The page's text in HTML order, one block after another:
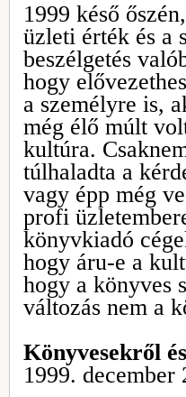
1999 késő
üzleti érték és a
beszélgetés
hogy
a személyre is,
még élő múlt
kultúra.
túlhaladta a
vagy épp még
profi
könyvkiadó
hogy áru-e a
hogy a könyves
változás nem a
Könyvesekről
1999. december